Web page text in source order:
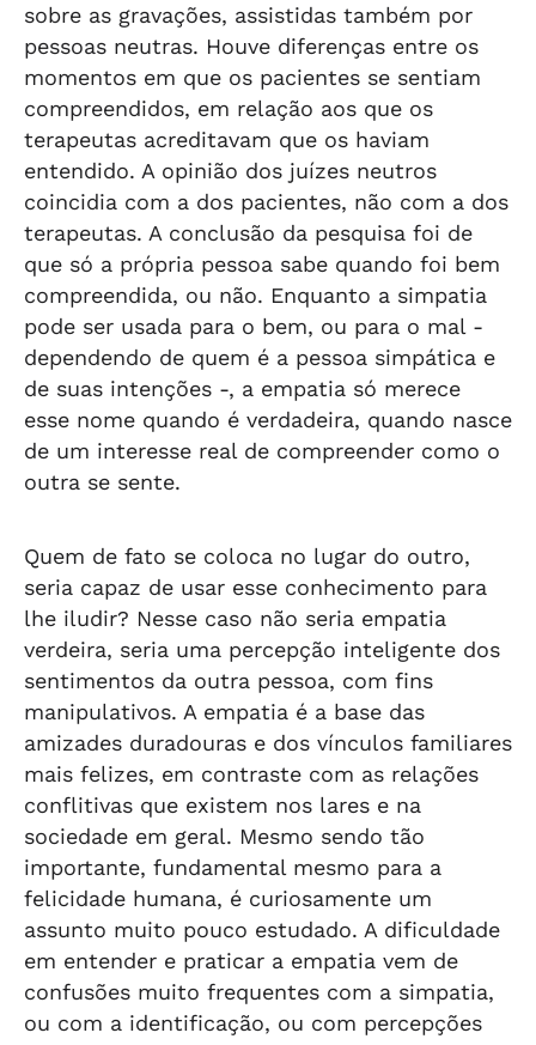
sobre as gravações, assistidas também por
pessoas neutras. Houve diferenças entre os
momentos em que os pacientes se sentiam
compreendidos, em relação aos que os
terapeutas acreditavam que os haviam
entendido. A opinião dos juízes neutros
coincidia com a dos pacientes, não com a dos
terapeutas. A conclusão da pesquisa foi de
que só a própria pessoa sabe quando foi bem
compreendida, ou não. Enquanto a simpatia
pode ser usada para o bem, ou para o mal -
dependendo de quem é a pessoa simpática e
de suas intenções -, a empatia só merece
esse nome quando é verdadeira, quando nasce
de um interesse real de compreender como o
outra se sente.
Quem de fato se coloca no lugar do outro,
seria capaz de usar esse conhecimento para
lhe iludir? Nesse caso não seria empatia
verdeira, seria uma percepção inteligente dos
sentimentos da outra pessoa, com fins
manipulativos. A empatia é a base das
amizades duradouras e dos vínculos familiares
mais felizes, em contraste com as relações
conflitivas que existem nos lares e na
sociedade em geral. Mesmo sendo tão
importante, fundamental mesmo para a
felicidade humana, é curiosamente um
assunto muito pouco estudado. A dificuldade
em entender e praticar a empatia vem de
confusões muito frequentes com a simpatia,
ou com a identificação, ou com percepções